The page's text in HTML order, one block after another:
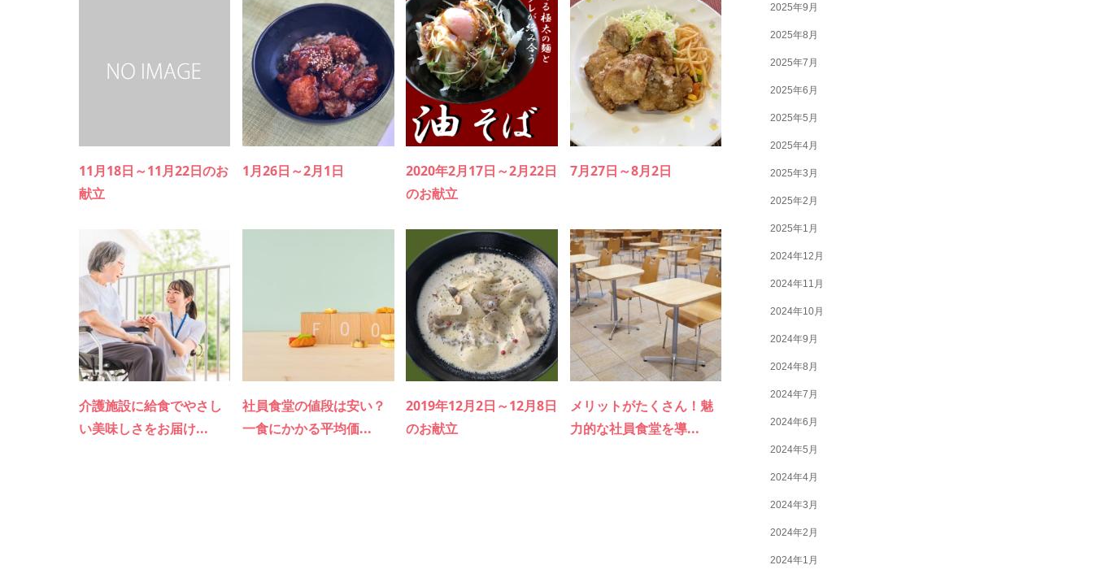
11月18日～11月22日のお
献立
1月26日～2月1日
2020年2月17日～2月22日
のお献立
7月27日～8月2日
介護施設に給食でやさし
い美味しさをお届け...
社員食堂の値段は安い？
一食にかかる平均価...
2019年12月2日～12月8日
のお献立
メリットがたくさん！魅
力的な社員食堂を導...
2025年9月
2025年8月
2025年7月
2025年6月
2025年5月
2025年4月
2025年3月
2025年2月
2025年1月
2024年12月
2024年11月
2024年10月
2024年9月
2024年8月
2024年7月
2024年6月
2024年5月
2024年4月
2024年3月
2024年2月
2024年1月